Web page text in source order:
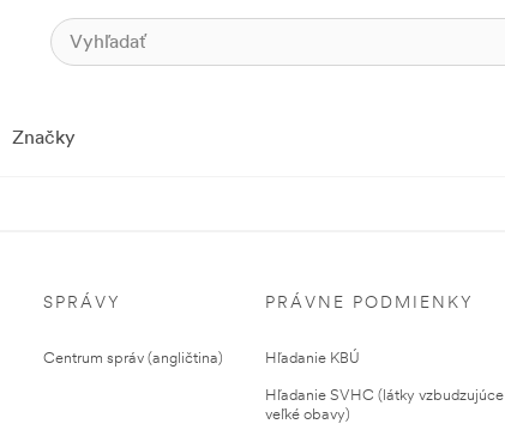
Značky
SPRÁVY
Centrum správ (angličtina)
PRÁVNE PODMIENKY
Hľadanie KBÚ
Hľadanie SVHC (látky vzbudzujúce
veľké obavy)